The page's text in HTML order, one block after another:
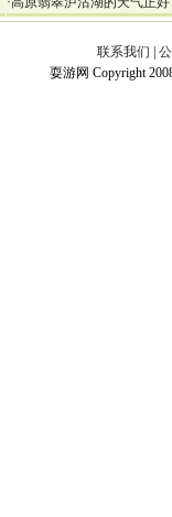
联系我们
耍游网 Copyright